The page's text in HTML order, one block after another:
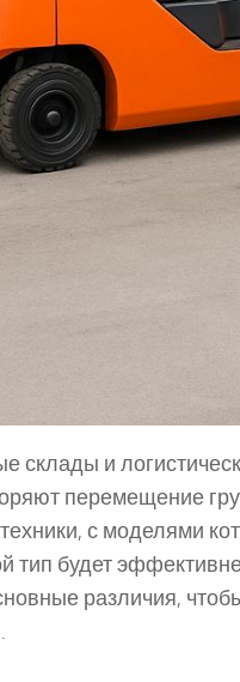
склады и
перемещение
с моделями
тип будет
различия,